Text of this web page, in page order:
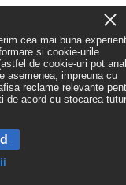
cea mai buna
si cookie-urile
de cookie-uri pot
asemenea, impreuna cu
reclame relevante
de acord cu stocarea